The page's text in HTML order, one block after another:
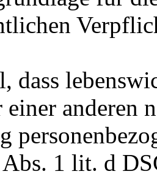
dass
einer anderen
1 lit. d